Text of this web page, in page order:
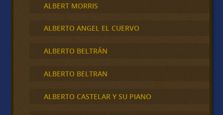
ALBERT MORRIS
ALBERTO ANGEL EL CUERVO
ALBERTO BELTRÁN
ALBERTO BELTRAN
ALBERTO CASTELAR Y SU PIANO